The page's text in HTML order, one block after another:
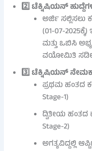
2️⃣ ಟೆಕ್ನಿಷಿಯನ್
ಅರ್ಜಿ ಸಲ್ಲಿಸಲು
(01-07-
ಮತ್ತು ಒಬಿಸಿ
ವಯೋಮಿತಿ
3️⃣ ಟೆಕ್ನಿಷಿಯನ್
ಪ್ರಥಮ ಹಂತದ
Stage-1)
ದ್ವಿತೀಯ ಹಂತದ
Stage-2)
ಅಗತ್ಯವಿದ್ದಲ್ಲಿ